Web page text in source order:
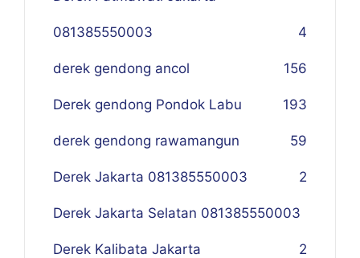
081385550003 4
derek gendong ancol 156
Derek gendong Pondok Labu 193
derek gendong rawamangun 59
Derek Jakarta 081385550003 2
Derek Jakarta Selatan 081385550003
2
Derek Kalibata Jakarta